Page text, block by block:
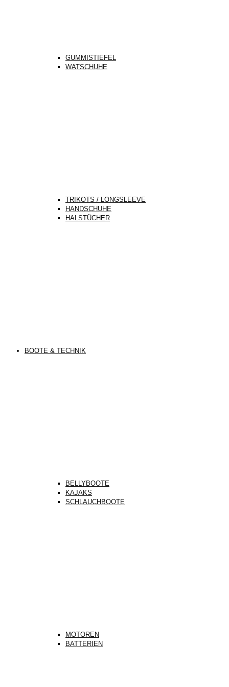
GUMMISTIEFEL
WATSCHUHE
TRIKOTS / LONGSLEEVE
HANDSCHUHE
HALSTÜCHER
BOOTE & TECHNIK
BELLYBOOTE
KAJAKS
SCHLAUCHBOOTE
MOTOREN
BATTERIEN